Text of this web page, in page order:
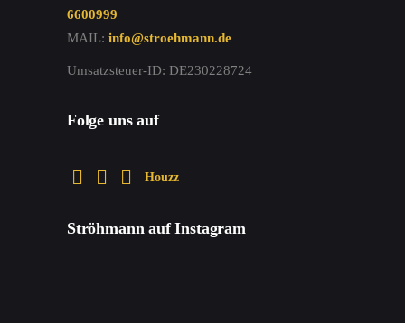
6600999
MAIL: info@stroehmann.de
Umsatzsteuer-ID: DE230228724
Folge uns auf
Houzz
Ströhmann auf Instagram